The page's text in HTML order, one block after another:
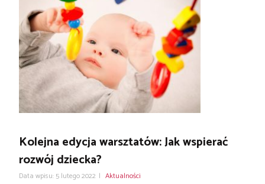
Kolejna edycja warsztatów: Jak wspierać
rozwój dziecka?
Data wpisu: 5 lutego 2022 | Aktualności